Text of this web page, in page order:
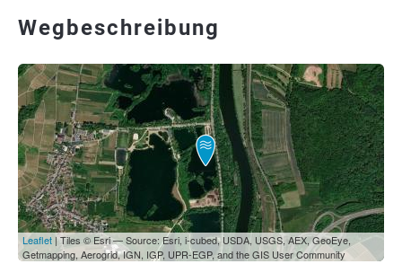
Wegbeschreibung
Leaflet | Tiles © Esri — Source: Esri, i-cubed, USDA, USGS, AEX, GeoEye,
Getmapping, Aerogrid, IGN, IGP, UPR-EGP, and the GIS User Community